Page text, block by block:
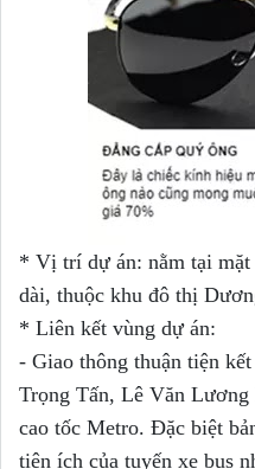
* Vị trí dự án: nằm tại
dài, thuộc khu đô thị
* Liên kết vùng dự án:
- Giao thông thuận tiện
Trọng Tấn, Lê Văn Lương
cao tốc Metro. Đặc biệt
tiện ích của tuyến xe bus